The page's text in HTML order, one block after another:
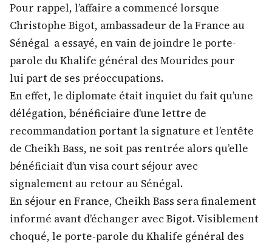
Pour rappel, l’affaire a commencé lorsque
Christophe Bigot, ambassadeur de la France au
Sénégal a essayé, en vain de joindre le porte-
parole du Khalife général des Mourides pour
lui part de ses préoccupations.
En effet, le diplomate était inquiet du fait qu’une
délégation, bénéficiaire d’une lettre de
recommandation portant la signature et l’entête
de Cheikh Bass, ne soit pas rentrée alors qu’elle
bénéficiait d’un visa court séjour avec
signalement au retour au Sénégal.
En séjour en France, Cheikh Bass sera finalement
informé avant d’échanger avec Bigot. Visiblement
choqué, le porte-parole du Khalife général des